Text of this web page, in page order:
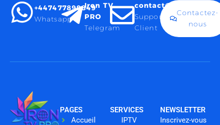
+447477899849
Whatsapp
Iron TV
PRO
Telegram
Support
Client
Contactez-
nous
PAGES
Accueil
SERVICES
IPTV
NEWSLETTER
Inscrivez-vous